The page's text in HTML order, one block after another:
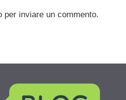
per inviare un commento.